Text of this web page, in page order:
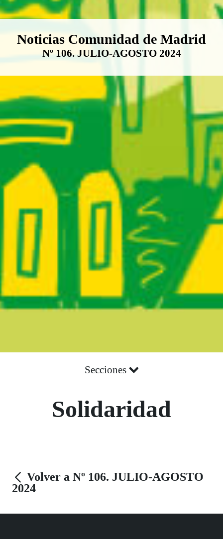
Boletín Noticias Comunidad de
Noticias Comunidad de Madrid
Nº 106. JULIO-AGOSTO 2024
Secciones
Solidaridad
Volver a Nº 106. JULIO-AGOSTO
2024